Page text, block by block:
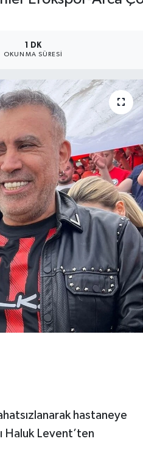
1 DK
OKUNMA SÜRESI
hastaneye
Haluk Levent’ten